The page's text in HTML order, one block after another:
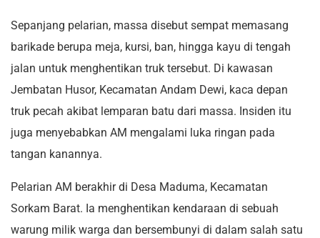
Sepanjang pelarian, massa disebut sempat memasang
barikade berupa meja, kursi, ban, hingga kayu di tengah
jalan untuk menghentikan truk tersebut. Di kawasan
Jembatan Husor, Kecamatan Andam Dewi, kaca depan
truk pecah akibat lemparan batu dari massa. Insiden itu
juga menyebabkan AM mengalami luka ringan pada
tangan kanannya.
Pelarian AM berakhir di Desa Maduma, Kecamatan
Sorkam Barat. Ia menghentikan kendaraan di sebuah
warung milik warga dan bersembunyi di dalam salah satu